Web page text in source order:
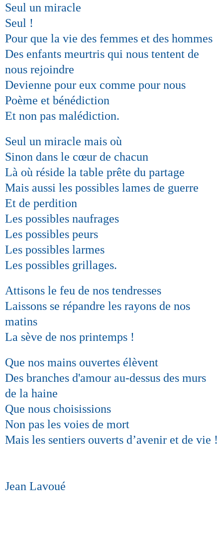
Seul un miracle
Seul !
Pour que la vie des femmes et des hommes
Des enfants meurtris qui nous tentent de
nous rejoindre
Devienne pour eux comme pour nous
Poème et bénédiction
Et non pas malédiction.
Seul un miracle mais où
Sinon dans le cœur de chacun
Là où réside la table prête du partage
Mais aussi les possibles lames de guerre
Et de perdition
Les possibles naufrages
Les possibles peurs
Les possibles larmes
Les possibles grillages.
Attisons le feu de nos tendresses
Laissons se répandre les rayons de nos
matins
La sève de nos printemps !
Que nos mains ouvertes élèvent
Des branches d'amour au-dessus des murs
de la haine
Que nous choisissions
Non pas les voies de mort
Mais les sentiers ouverts d’avenir et de vie !
Jean Lavoué